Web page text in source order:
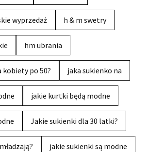
wyprzedaż h & m swetry
hm ubrania
kobiety po 50? jaka sukienko na
jakie kurtki będą modne
Jakie sukienki dla 30 latki?
jakie sukienki są modne